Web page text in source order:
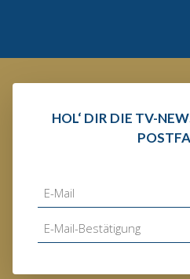
HOL‘ DIR DIE TV-